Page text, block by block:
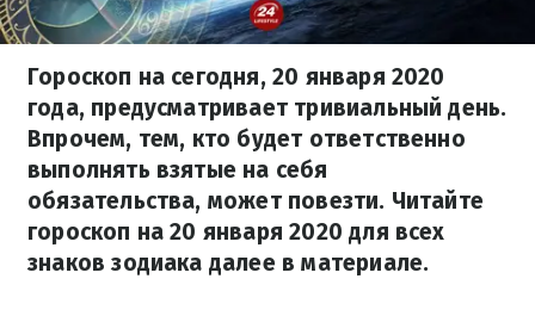
Гороскоп на сегодня, 20 января 2020
года, предусматривает тривиальный день.
Впрочем, тем, кто будет ответственно
выполнять взятые на себя
обязательства, может повезти. Читайте
гороскоп на 20 января 2020 для всех
знаков зодиака далее в материале.